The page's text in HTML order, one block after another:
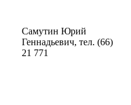
Самутин Юрий
Геннадьевич, тел. (66)
21 771